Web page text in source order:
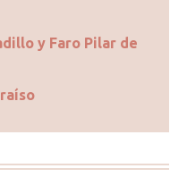
y Faro Pilar de